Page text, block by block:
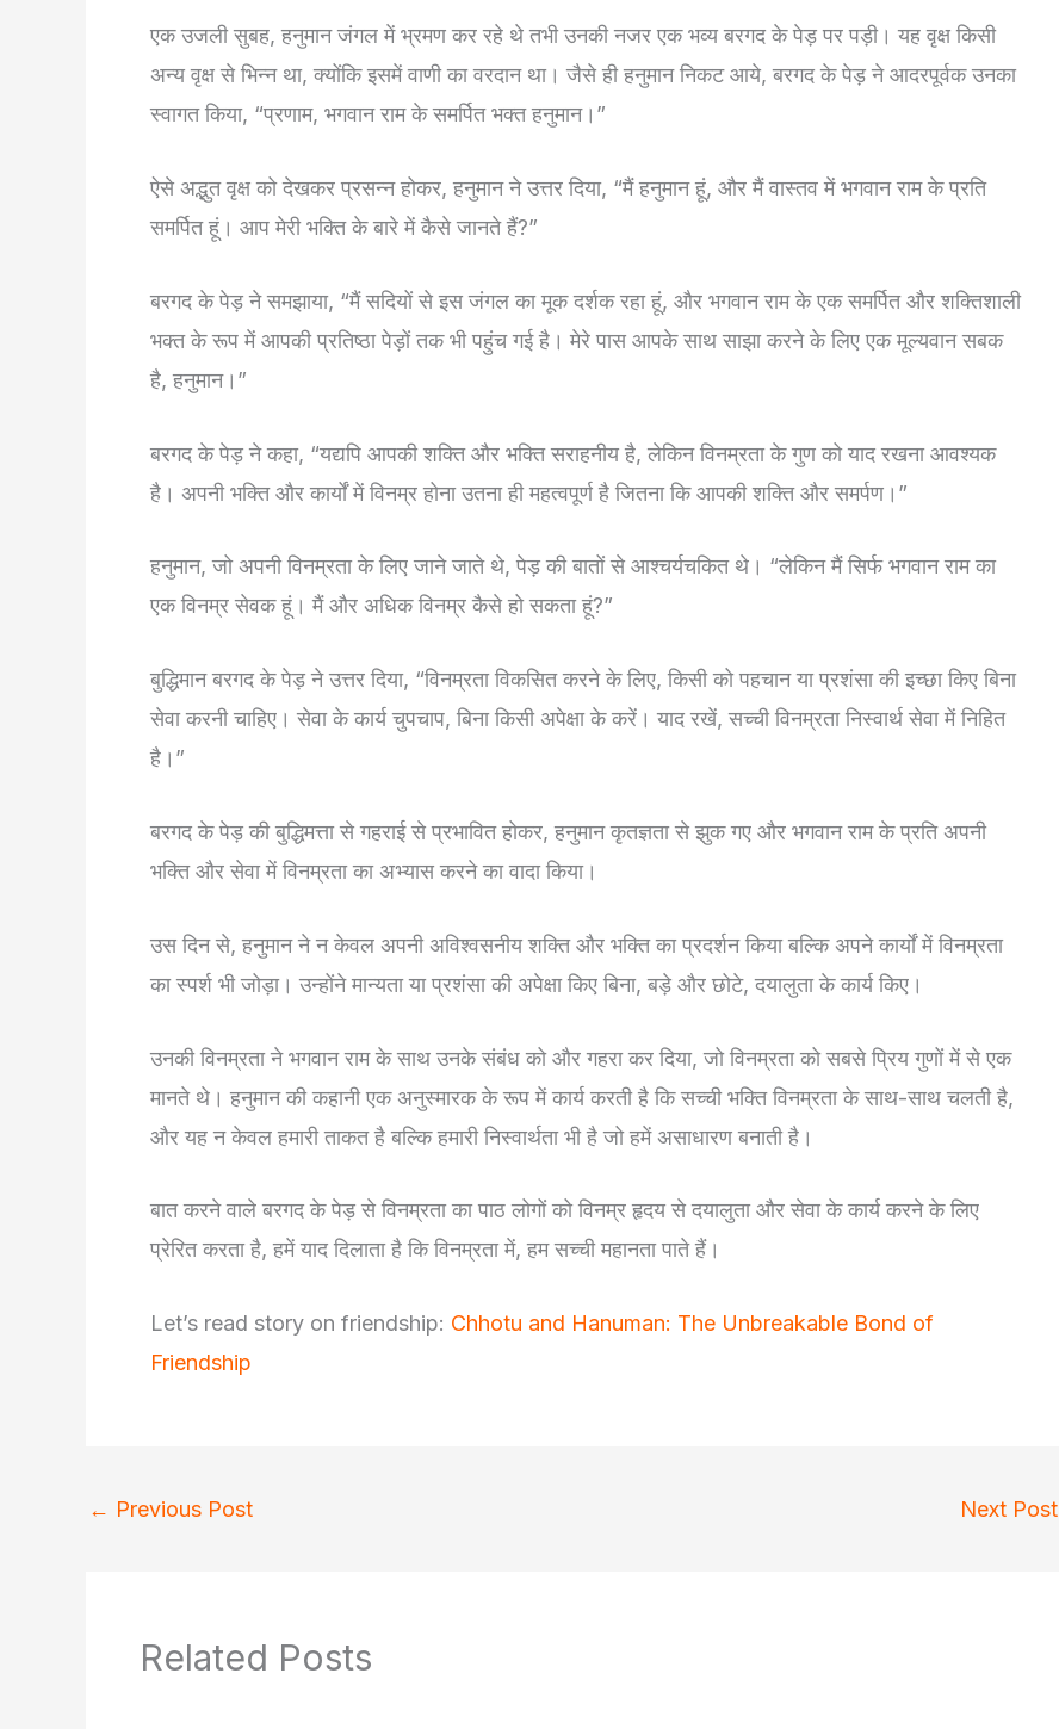
एक उजली सुबह, हनुमान जंगल में भ्रमण कर रहे थे तभी उनकी नजर एक भव्य बरगद के पेड़ पर पड़ी। यह वृक्ष किसी
अन्य वृक्ष से भिन्न था, क्योंकि इसमें वाणी का वरदान था। जैसे ही हनुमान निकट आये, बरगद के पेड़ ने आदरपूर्वक उनका
स्वागत किया, “प्रणाम, भगवान राम के समर्पित भक्त हनुमान।”
ऐसे अद्भुत वृक्ष को देखकर प्रसन्न होकर, हनुमान ने उत्तर दिया, “मैं हनुमान हूं, और मैं वास्तव में भगवान राम के प्रति
समर्पित हूं। आप मेरी भक्ति के बारे में कैसे जानते हैं?”
बरगद के पेड़ ने समझाया, “मैं सदियों से इस जंगल का मूक दर्शक रहा हूं, और भगवान राम के एक समर्पित और शक्तिशाली
भक्त के रूप में आपकी प्रतिष्ठा पेड़ों तक भी पहुंच गई है। मेरे पास आपके साथ साझा करने के लिए एक मूल्यवान सबक
है, हनुमान।”
बरगद के पेड़ ने कहा, “यद्यपि आपकी शक्ति और भक्ति सराहनीय है, लेकिन विनम्रता के गुण को याद रखना आवश्यक
है। अपनी भक्ति और कार्यों में विनम्र होना उतना ही महत्वपूर्ण है जितना कि आपकी शक्ति और समर्पण।”
हनुमान, जो अपनी विनम्रता के लिए जाने जाते थे, पेड़ की बातों से आश्चर्यचकित थे। “लेकिन मैं सिर्फ भगवान राम का
एक विनम्र सेवक हूं। मैं और अधिक विनम्र कैसे हो सकता हूं?”
बुद्धिमान बरगद के पेड़ ने उत्तर दिया, “विनम्रता विकसित करने के लिए, किसी को पहचान या प्रशंसा की इच्छा किए बिना
सेवा करनी चाहिए। सेवा के कार्य चुपचाप, बिना किसी अपेक्षा के करें। याद रखें, सच्ची विनम्रता निस्वार्थ सेवा में निहित
है।”
बरगद के पेड़ की बुद्धिमत्ता से गहराई से प्रभावित होकर, हनुमान कृतज्ञता से झुक गए और भगवान राम के प्रति अपनी
भक्ति और सेवा में विनम्रता का अभ्यास करने का वादा किया।
उस दिन से, हनुमान ने न केवल अपनी अविश्वसनीय शक्ति और भक्ति का प्रदर्शन किया बल्कि अपने कार्यों में विनम्रता
का स्पर्श भी जोड़ा। उन्होंने मान्यता या प्रशंसा की अपेक्षा किए बिना, बड़े और छोटे, दयालुता के कार्य किए।
उनकी विनम्रता ने भगवान राम के साथ उनके संबंध को और गहरा कर दिया, जो विनम्रता को सबसे प्रिय गुणों में से एक
मानते थे। हनुमान की कहानी एक अनुस्मारक के रूप में कार्य करती है कि सच्ची भक्ति विनम्रता के साथ-साथ चलती है,
और यह न केवल हमारी ताकत है बल्कि हमारी निस्वार्थता भी है जो हमें असाधारण बनाती है।
बात करने वाले बरगद के पेड़ से विनम्रता का पाठ लोगों को विनम्र हृदय से दयालुता और सेवा के कार्य करने के लिए
प्रेरित करता है, हमें याद दिलाता है कि विनम्रता में, हम सच्ची महानता पाते हैं।
Let’s read story on friendship: Chhotu and Hanuman: The Unbreakable Bond of
Friendship
← Previous Post Next Post
Related Posts